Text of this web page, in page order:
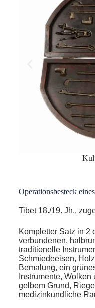
Operationsbesteck
Tibet 18./19. Jh.,
Kompletter Satz in 2
verbundenen,
traditionelle
Schmiedeeisen,
Bemalung, ein
Instrumente,
gelbem Grund,
medizinkundliche